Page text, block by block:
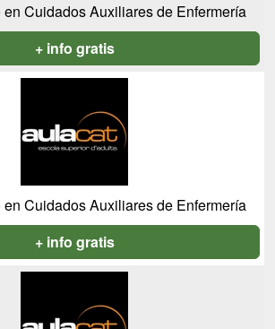
Cuidados Auxiliares de Enfermería
+ info gratis
Cuidados Auxiliares de Enfermería
+ info gratis